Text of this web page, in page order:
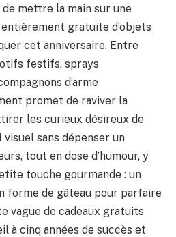
mettre la main sur une
gratuite d’objets
cet anniversaire. Entre
festifs, sprays
d’arme
promet de raviver la
les curieux désireux de
sans dépenser un
tout en dose d’humour, y
touche gourmande : un
forme de gâteau pour parfaire
vague de cadeaux gratuits
à cinq années de succès et